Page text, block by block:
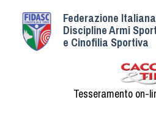
Federazione Italiana
Discipline Armi
e Cinofilia Sportiva
Tesseramento on-
Struttura
Albo